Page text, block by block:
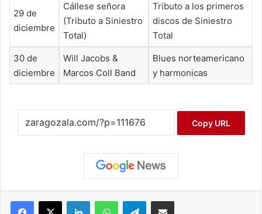
29 de
diciembre
Cállese señora
(Tributo a Siniestro
Total)
Tributo a los primeros
discos de Siniestro
Total
30 de
diciembre
Will Jacobs &
Marcos Coll Band
Blues norteamericano
y harmonicas
Copy URL
Telegram